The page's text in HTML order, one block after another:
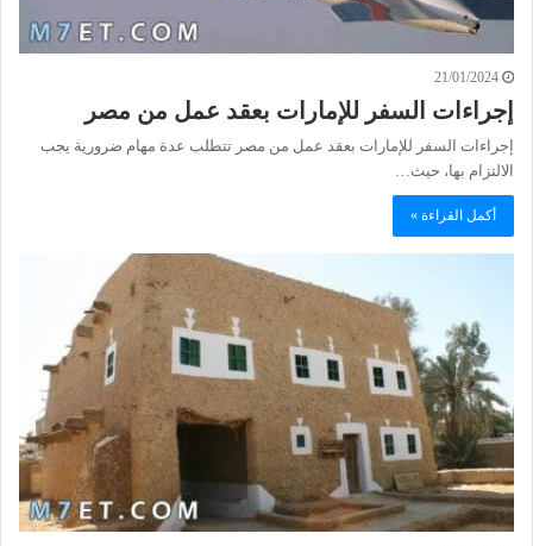
21/01/2024
إجراءات السفر للإمارات بعقد عمل من مصر
إجراءات السفر للإمارات بعقد عمل من مصر تتطلب عدة مهام ضرورية يجب
الالتزام بها، حيث…
أكمل القراءة »